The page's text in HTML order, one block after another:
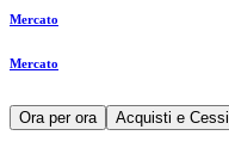
Mercato
Mercato
Ora per ora Acquisti e